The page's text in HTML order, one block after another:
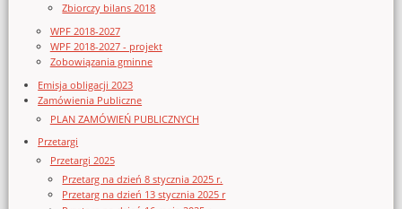
Zbiorczy bilans 2018
WPF 2018-2027
WPF 2018-2027 - projekt
Zobowiązania gminne
Emisja obligacji 2023
Zamówienia Publiczne
PLAN ZAMÓWIEŃ PUBLICZNYCH
Przetargi
Przetargi 2025
Przetarg na dzień 8 stycznia 2025 r.
Przetarg na dzień 13 stycznia 2025 r